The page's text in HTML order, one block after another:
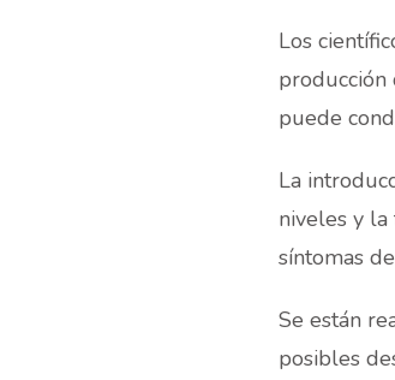
Los
producción
puede
La
niveles y
síntomas
Se están
posibles